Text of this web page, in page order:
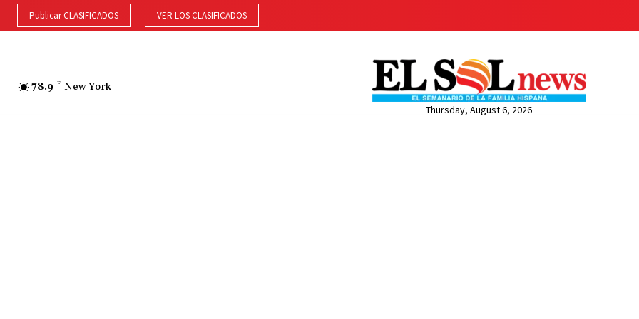
Publicar CLASIFICADOS VER LOS CLASIFICADOS
78.9 F New York
Thursday, August 6, 2026